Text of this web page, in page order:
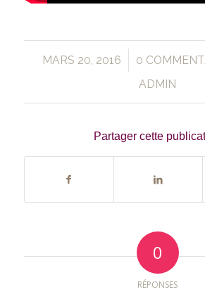
MARS 20, 2016
/ 0 /
ADMIN
Partager cette
0
RÉPONSES